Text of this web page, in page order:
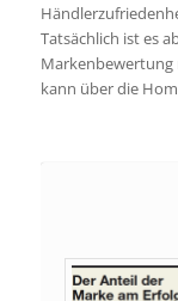
Tatsächlich ist es
Markenbewertung
kann über die